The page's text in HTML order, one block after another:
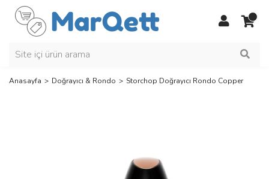
Anasayfa Doğrayıcı & Rondo Storchop Doğrayıcı Rondo Copper